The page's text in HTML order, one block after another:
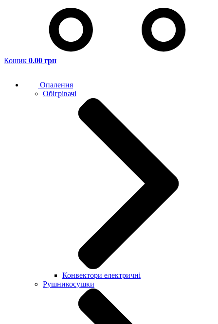
Кошик 0.00 грн
Опалення
Обігрівачі
Конвектори електричні
Рушникосушки